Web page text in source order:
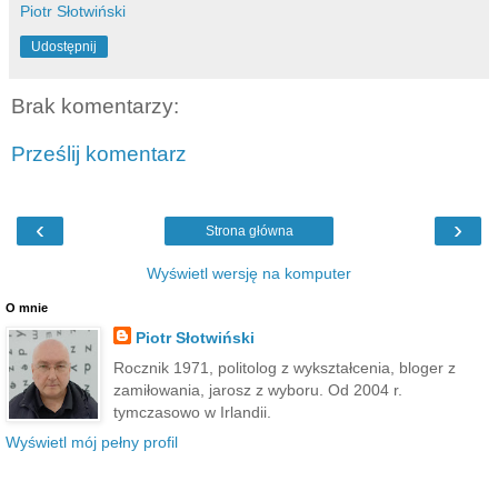
Piotr Słotwiński
Udostępnij
Brak komentarzy:
Prześlij komentarz
‹ ›
Strona główna
Wyświetl wersję na komputer
O mnie
Piotr Słotwiński
Rocznik 1971, politolog z wykształcenia, bloger z
zamiłowania, jarosz z wyboru. Od 2004 r.
tymczasowo w Irlandii.
Wyświetl mój pełny profil